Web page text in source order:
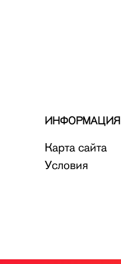
ИНФОРМАЦИЯ
Карта сайта
Условия